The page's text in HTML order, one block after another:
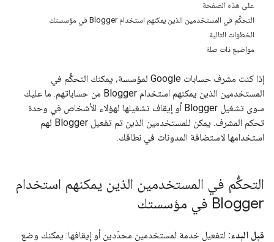
على هذه الصفحة
التحكُّم في المستخدمين الذين يمكنهم استخدام Blogger في مؤسستك
الخطوات التالية
مواضيع ذات صلة
إذا كنت مشرف حسابات Google لمؤسسة، يمكنك التحكُّم في
المستخدمين الذين يمكنهم استخدام Blogger من حساباتهم. ما عليك
سوى تشغيل Blogger أو إيقاف تشغيلها لهؤلاء الأشخاص في وحدة
تحكم المشرف. يمكن للمستخدمين الذين تم تفعيل Blogger لهم
استخدامها لاستضافة المدونات في نطاقك.
التحكُّم في المستخدمين الذين يمكنهم استخدام
Blogger في مؤسستك
قبل البدء: لتفعيل خدمة لمستخدمين محدّدين أو إيقافها: يمكنك وضع